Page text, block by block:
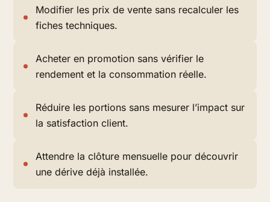
Modifier les prix de vente sans recalculer les
fiches techniques.
Acheter en promotion sans vérifier le
rendement et la consommation réelle.
Réduire les portions sans mesurer l’impact sur
la satisfaction client.
Attendre la clôture mensuelle pour découvrir
une dérive déjà installée.